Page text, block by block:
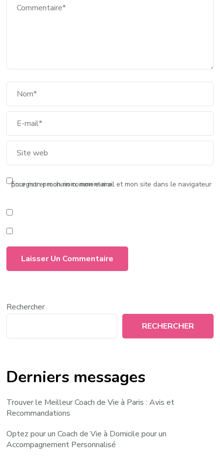
Enregistrer mon nom, mon e-mail et mon site dans le navigateur pour mon prochain commentaire.
Rechercher
RECHERCHER
Derniers messages
Trouver le Meilleur Coach de Vie à Paris : Avis et
Recommandations
Optez pour un Coach de Vie à Domicile pour un
Accompagnement Personnalisé